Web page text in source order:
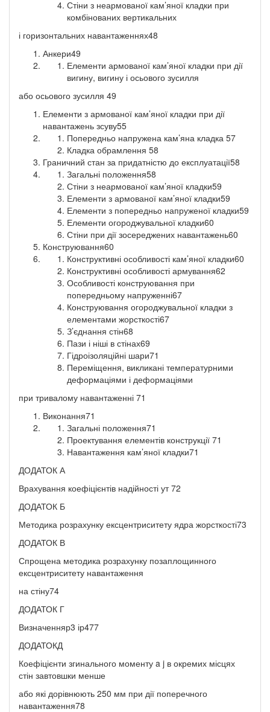
Стіни з неармованої кам’яної кладки при
комбінованих вертикальних
і горизонтальних навантаженнях48
Анкери49
Елементи армованої кам’яної кладки при дії
вигину, вигину і осьового зусилля
або осьового зусилля 49
Елементи з армованої кам’яної кладки при дії
навантажень зсуву55
Попередньо напружена кам’яна кладка 57
Кладка обрамлення 58
Граничний стан за придатністю до експлуатації58
Загальні положення58
Стіни з неармованої кам’яної кладки59
Елементи з армованої кам’яної кладки59
Елементи з попередньо напруженої кладки59
Елементи огороджувальної кладки60
Стіни при дії зосереджених навантажень60
Конструювання60
Конструктивні особливості кам’яної кладки60
Конструктивні особливості армування62
Особливості конструювання при
попередньому напруженні67
Конструювання огороджувальної кладки з
елементами жорсткості67
З’єднання стін68
Пази і ніші в стінах69
Гідроізоляційні шари71
Переміщення, викликані температурними
деформаціями і деформаціями
при тривалому навантаженні 71
Виконання71
Загальні положення71
Проектування елементів конструкції 71
Навантаження кам’яної кладки71
ДОДАТОК А
Врахування коефіцієнтів надійності ут 72
ДОДАТОК Б
Методика розрахунку ексцентриситету ядра жорсткості73
ДОДАТОК В
Спрощена методика розрахунку позаплощинного
ексцентриситету навантаження
на стіну74
ДОДАТОК Г
Визначенняр3 ір477
ДОДАТОКД
Коефіцієнти згинального моменту a j в окремих місцях
стін завтовшки менше
або які дорівнюють 250 мм при дії поперечного
навантаження78